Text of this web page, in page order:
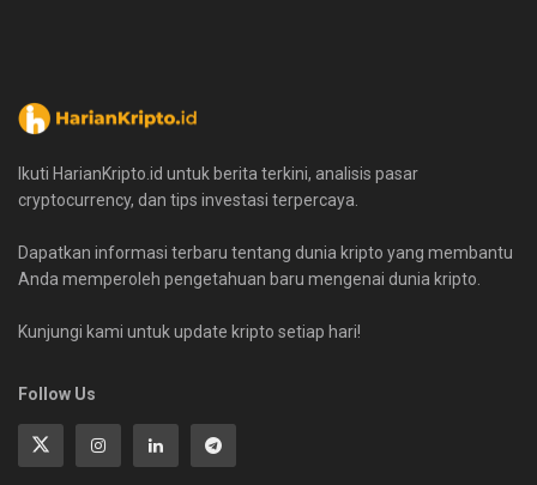
Ikuti HarianKripto.id untuk berita terkini, analisis pasar
cryptocurrency, dan tips investasi terpercaya.
Dapatkan informasi terbaru tentang dunia kripto yang membantu
Anda memperoleh pengetahuan baru mengenai dunia kripto.
Kunjungi kami untuk update kripto setiap hari!
Follow Us